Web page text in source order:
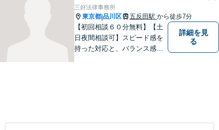
三好法律事務所
東京都|品川区 五反田駅 から徒歩7分
【初回相談６０分無料】【土
日夜間相談可】スピード感を
持った対応と、バランス感覚
詳細を見
る